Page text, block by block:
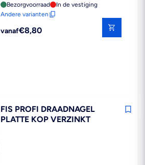
Bezorgvoorraad
In de vestiging
Andere varianten
Reguliere
vanaf€8,80
FIS PROFI DRAADNAGEL
PLATTE KOP VERZINKT